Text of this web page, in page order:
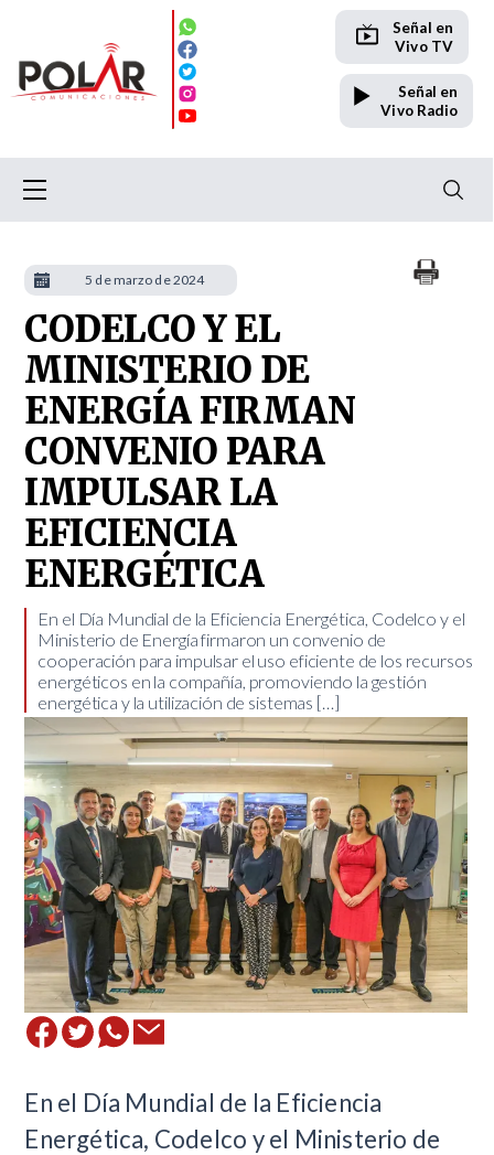
Señal en
Vivo TV
Señal en
Vivo Radio
CODELCO Y EL
MINISTERIO DE
ENERGÍA FIRMAN
CONVENIO PARA
IMPULSAR LA
EFICIENCIA
ENERGÉTICA
En el Día Mundial de la Eficiencia Energética, Codelco y el
Ministerio de Energía firmaron un convenio de
cooperación para impulsar el uso eficiente de los recursos
energéticos en la compañía, promoviendo la gestión
energética y la utilización de sistemas […]
En el Día Mundial de la Eficiencia
Energética, Codelco y el Ministerio de
5 de marzo de 2024